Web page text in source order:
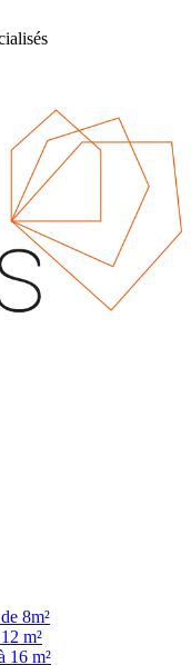
8m²
m²
16 m²